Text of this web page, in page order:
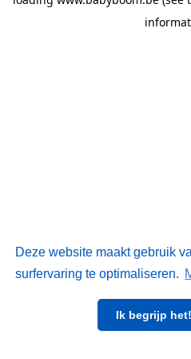
Deze website maakt gebruik
surfervaring te optimaliseren.
Ik begrijp het!